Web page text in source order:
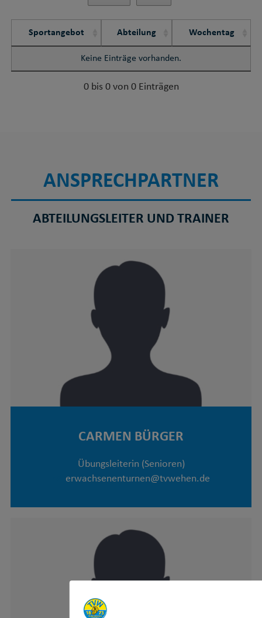
Sportangebot Abteilung Wochentag
Keine Einträge vorhanden.
0 bis 0 von 0 Einträgen
ANSPRECHPARTNER
ABTEILUNGSLEITER UND TRAINER
CARMEN BÜRGER
Übungsleiterin (Senioren)
erwachsenenturnen@tvwehen.de